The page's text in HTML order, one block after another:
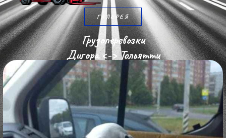
ГАЛЕРЕЯ
Грузоперевозки
Дигора <-> Тольятти